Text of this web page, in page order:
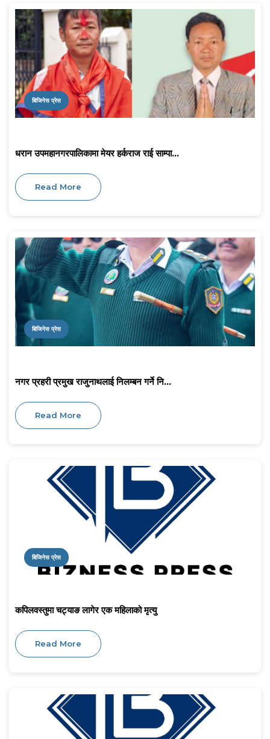
बिजिनेस प्रेस
धरान उपमहानगरपालिकामा मेयर हर्कराज राई साम्पा...
Read More
बिजिनेस प्रेस
नगर प्रहरी प्रमुख राजुनाथलाई निलम्बन गर्ने नि...
Read More
बिजिनेस प्रेस
कपिलवस्तुमा चट्याङ लागेर एक महिलाको मृत्यु
Read More